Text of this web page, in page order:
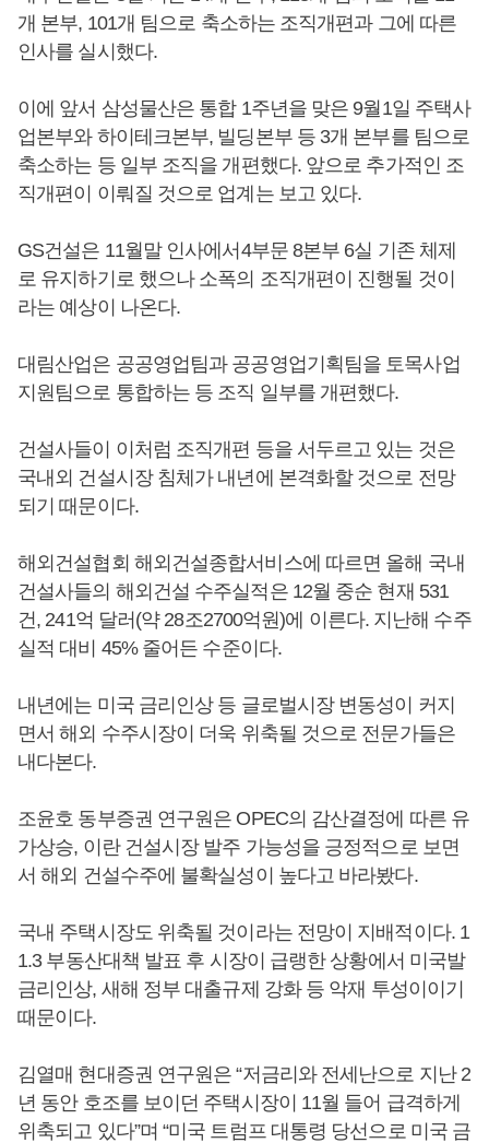
개 본부, 101개 팀으로 축소하는 조직개편과 그에 따른
인사를 실시했다.
이에 앞서 삼성물산은 통합 1주년을 맞은 9월1일 주택사
업본부와 하이테크본부, 빌딩본부 등 3개 본부를 팀으로
축소하는 등 일부 조직을 개편했다. 앞으로 추가적인 조
직개편이 이뤄질 것으로 업계는 보고 있다.
GS건설은 11월말 인사에서4부문 8본부 6실 기존 체제
로 유지하기로 했으나 소폭의 조직개편이 진행될 것이
라는 예상이 나온다.
대림산업은 공공영업팀과 공공영업기획팀을 토목사업
지원팀으로 통합하는 등 조직 일부를 개편했다.
건설사들이 이처럼 조직개편 등을 서두르고 있는 것은
국내외 건설시장 침체가 내년에 본격화할 것으로 전망
되기 때문이다.
해외건설협회 해외건설종합서비스에 따르면 올해 국내
건설사들의 해외건설 수주실적은 12월 중순 현재 531
건, 241억 달러(약 28조2700억원)에 이른다. 지난해 수주
실적 대비 45% 줄어든 수준이다.
내년에는 미국 금리인상 등 글로벌시장 변동성이 커지
면서 해외 수주시장이 더욱 위축될 것으로 전문가들은
내다본다.
조윤호 동부증권 연구원은 OPEC의 감산결정에 따른 유
가상승, 이란 건설시장 발주 가능성을 긍정적으로 보면
서 해외 건설수주에 불확실성이 높다고 바라봤다.
국내 주택시장도 위축될 것이라는 전망이 지배적이다. 1
1.3 부동산대책 발표 후 시장이 급랭한 상황에서 미국발
금리인상, 새해 정부 대출규제 강화 등 악재 투성이이기
때문이다.
김열매 현대증권 연구원은 “저금리와 전세난으로 지난 2
년 동안 호조를 보이던 주택시장이 11월 들어 급격하게
위축되고 있다”며 “미국 트럼프 대통령 당선으로 미국 금